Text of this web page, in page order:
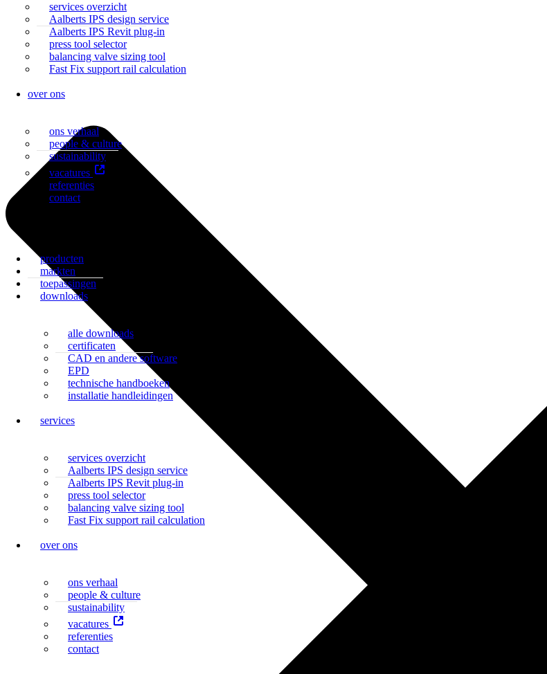
services overzicht
Aalberts IPS design service
Aalberts IPS Revit plug-in
press tool selector
balancing valve sizing tool
Fast Fix support rail calculation
over ons
ons verhaal
people & culture
sustainability
vacatures
referenties
contact
producten
markten
toepassingen
downloads
alle downloads
certificaten
CAD en andere software
EPD
technische handboeken
installatie handleidingen
services
services overzicht
Aalberts IPS design service
Aalberts IPS Revit plug-in
press tool selector
balancing valve sizing tool
Fast Fix support rail calculation
over ons
ons verhaal
people & culture
sustainability
vacatures
referenties
contact